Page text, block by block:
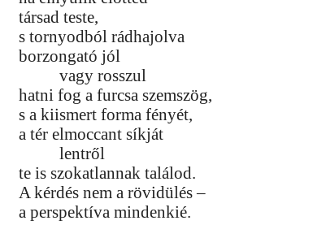
társad teste,
s tornyodból rádhajolva
borzongató jól
vagy rosszul
hatni fog a furcsa szemszög,
s a kiismert forma fényét,
a tér elmoccant síkját
lentről
te is szokatlannak találod.
A kérdés nem a rövidülés –
a perspektíva mindenkié.